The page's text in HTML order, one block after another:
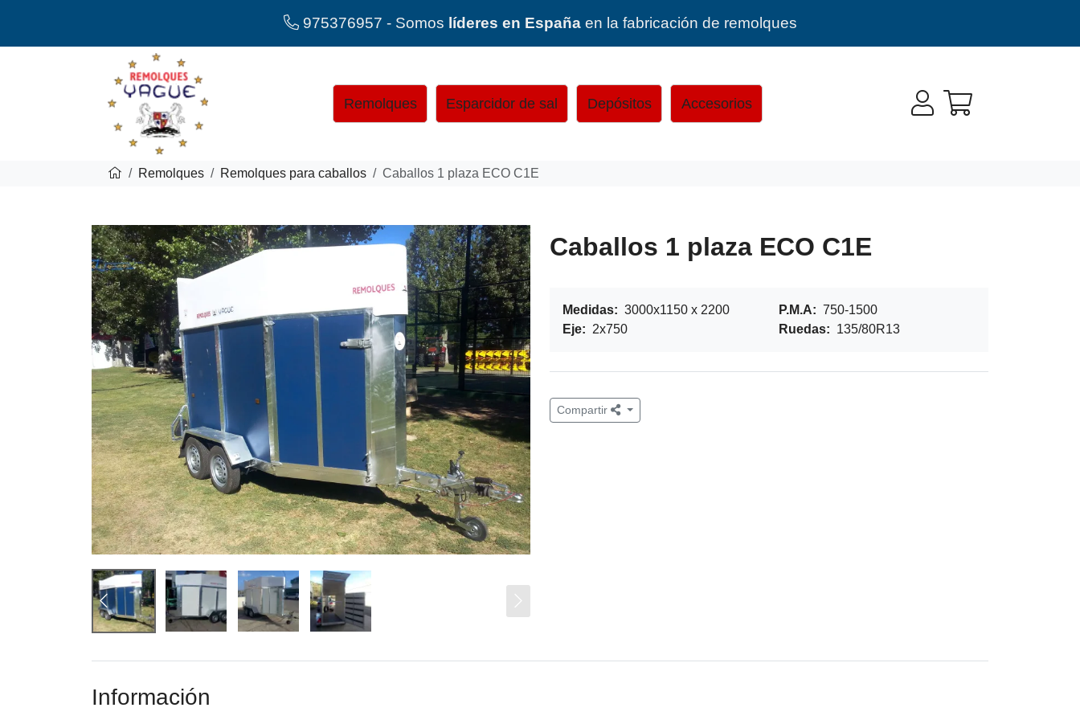
975376957 - Somos líderes en Españaen la fabricación de remolques
Remolques Esparcidor de sal Depósitos Accesorios
Remolques Remolques para caballos Caballos 1 plaza ECO C1E
Caballos 1 plaza ECO C1E
Medidas: 3000x1150 x 2200 P.M.A: 750-1500
Eje: 2x750 Ruedas: 135/80R13
Compartir
Información